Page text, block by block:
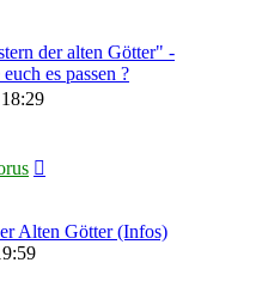
der alten Götter" -
es passen ?
Alten Götter (Infos)